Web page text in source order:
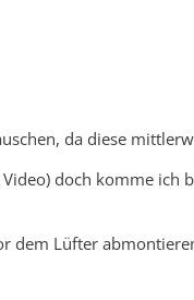
da diese
doch komme
dem Lüfter